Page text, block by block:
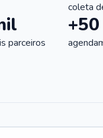
coleta
parceiros